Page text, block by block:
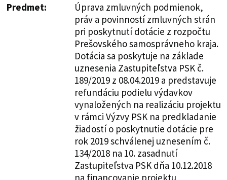
Predmet:
Úprava zmluvných podmienok,
práv a povinností zmluvných strán
pri poskytnutí dotácie z rozpočtu
Prešovského samosprávneho kraja.
Dotácia sa poskytuje na základe
uznesenia Zastupiteľstva PSK č.
189/2019 z 08.04.2019 a predstavuje
refundáciu podielu výdavkov
vynaložených na realizáciu projektu
v rámci Výzvy PSK na predkladanie
žiadostí o poskytnutie dotácie pre
rok 2019 schválenej uznesením č.
134/2018 na 10. zasadnutí
Zastupiteľstva PSK dňa 10.12.2018
na financovanie projektu